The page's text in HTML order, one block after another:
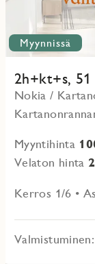
Myynnissä
2h+kt+s, 51
Nokia /
Myyntihinta
Velaton hinta
Kerros 1/6 •